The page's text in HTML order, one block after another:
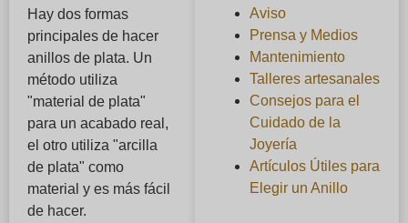
Hay dos formas
principales de hacer
anillos de plata. Un
método utiliza
"material de plata"
para un acabado real,
el otro utiliza "arcilla
de plata" como
material y es más fácil
de hacer.
Aviso
Prensa y Medios
Mantenimiento
Talleres artesanales
Consejos para el
Cuidado de la
Joyería
Artículos Útiles para
Elegir un Anillo